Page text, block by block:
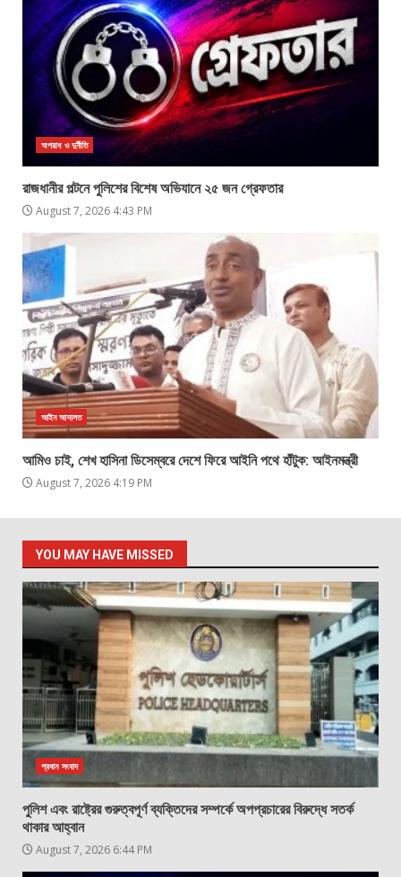
অপরাধ ও দুর্নীতি
রাজধানীর পল্টনে পুলিশের বিশেষ অভিযানে ২৫ জন গ্রেফতার
August 7, 2026 4:43 PM
আইন আদালত
আমিও চাই, শেখ হাসিনা ডিসেম্বরে দেশে ফিরে আইনি পথে হাঁটুক: আইনমন্ত্রী
August 7, 2026 4:19 PM
YOU MAY HAVE MISSED
প্রধান সংবাদ
পুলিশ এবং রাষ্ট্রের গুরুত্বপূর্ণ ব্যক্তিদের সম্পর্কে অপপ্রচারের বিরুদ্ধে সতর্ক
থাকার আহ্বান
August 7, 2026 6:44 PM